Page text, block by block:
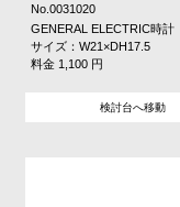
No.0031020
GENERAL ELECTRIC時計
サイズ：W21×DH17.5
料金 1,100 円
検討台へ移動